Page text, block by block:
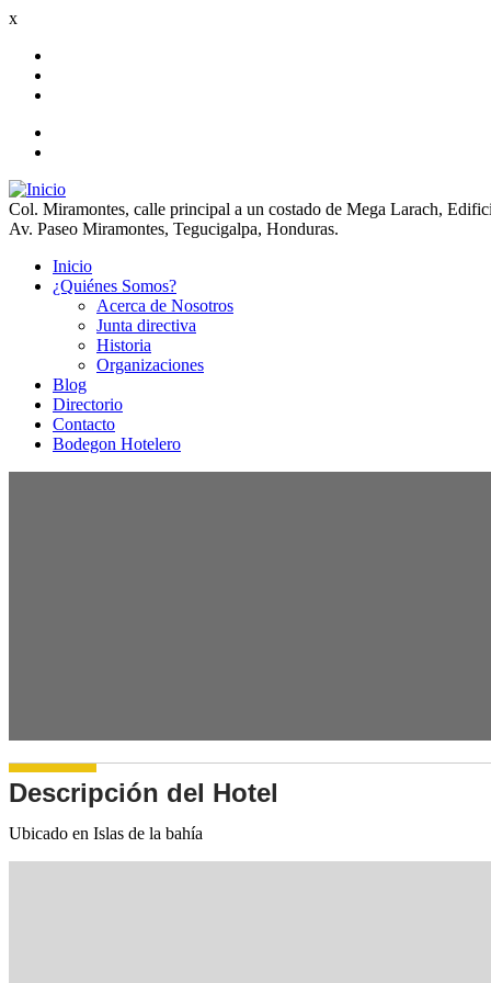
x
Col. Miramontes, calle principal a un costado de Mega Larach,
Av. Paseo Miramontes, Tegucigalpa, Honduras.
Main
navigation
Inicio
¿Quiénes Somos?
Acerca de Nosotros
Junta directiva
Historia
Organizaciones
Blog
Directorio
Contacto
Bodegon Hotelero
Descripción del Hotel
Ubicado en Islas de la bahía